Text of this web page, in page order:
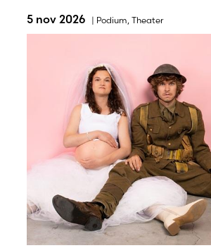
5 nov 2026 | Podium, Theater